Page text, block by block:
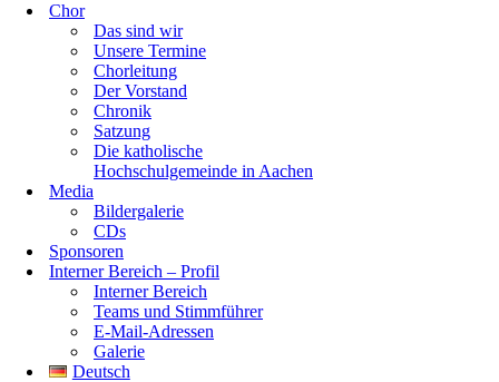
Chor
Das sind wir
Unsere Termine
Chorleitung
Der Vorstand
Chronik
Satzung
Die katholische
Hochschulgemeinde in Aachen
Media
Bildergalerie
CDs
Sponsoren
Interner Bereich – Profil
Interner Bereich
Teams und Stimmführer
E-Mail-Adressen
Galerie
Deutsch